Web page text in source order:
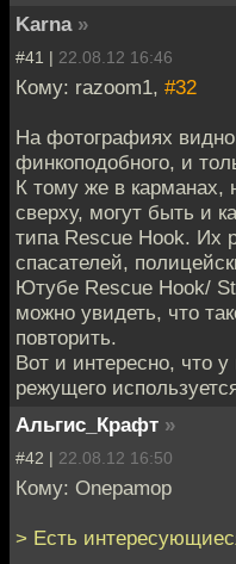
Karna »
#41 | 22.08.12 16:46
Кому: razoom1, #32
На фотографиях видно
финкоподобного, и
К тому же в карманах,
сверху, могут быть и
типа Rescue Hook. Их
спасателей,
Ютубе Rescue Hook/
можно увидеть, что
повторить.
Вот и интересно, что
режущего
Альгис_Крафт »
#42 | 22.08.12 16:50
Кому: Onepamop
> Есть